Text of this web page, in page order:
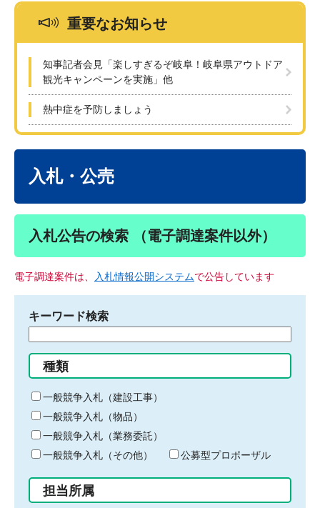
重要なお知らせ
知事記者会見「楽しすぎるぞ岐阜！岐阜県アウトドア
観光キャンペーンを実施」他
熱中症を予防しましょう
入札・公売
入札公告の検索 （電子調達案件以外）
電子調達案件は、 入札情報公開システムで公告しています
キーワード検索
る
キ
ー
ワ
ー
ド
入
力
種類
一般競争入札（建設工事）
一般競争入札（物品）
一般競争入札（業務委託）
一般競争入札（その他）
公募型プロポーザル
担当所属